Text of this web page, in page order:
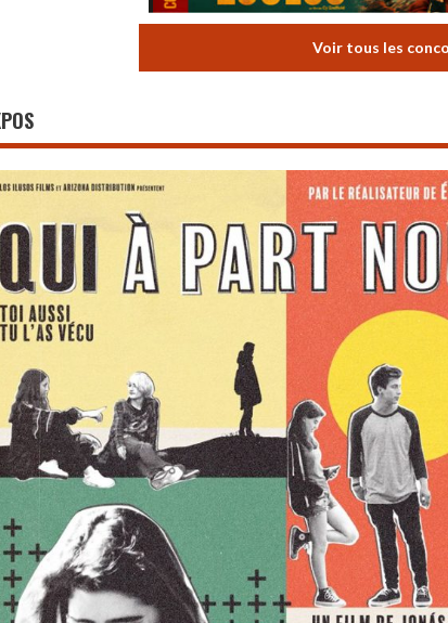
Voir tous les